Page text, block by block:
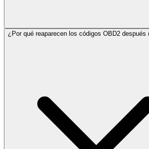
¿Por qué reaparecen los códigos OBD2 después